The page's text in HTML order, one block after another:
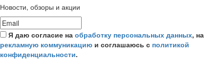
Новости, обзоры и акции
Я даю согласие на обработку персональных данных, на
рекламную коммуникацию и соглашаюсь с политикой
конфиденциальности.